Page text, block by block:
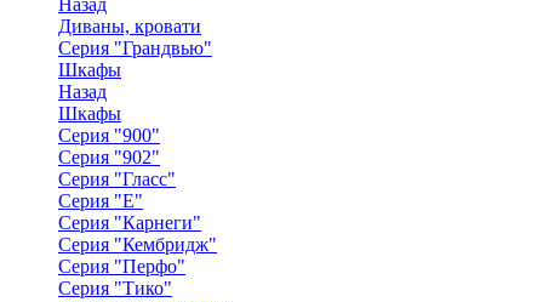
Назад
Диваны, кровати
Серия "Грандвью"
Шкафы
Назад
Шкафы
Серия "900"
Серия "902"
Серия "Гласс"
Серия "Е"
Серия "Карнеги"
Серия "Кембридж"
Серия "Перфо"
Серия "Тико"